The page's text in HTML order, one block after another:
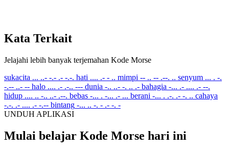
Kata Terkait
Jelajahi lebih banyak terjemahan Kode Morse
sukacita ... ..- -.- .- -.-. hati .... .- - .. mimpi -- .. -- .--. .. senyum ... . -.
-.-- ..- -- halo .... .- .-.. --- dunia -.. ..- -. .. .- bahagia -... .- .... .- --.
hidup .... .. -.. ..- .--. bebas -... . -... .- ... berani -... . .-. .- -. .. cahaya
-.-. .- .... .- -.-- bintang -... .. -. - .- -. -
UNDUH APLIKASI
Mulai belajar Kode Morse hari ini